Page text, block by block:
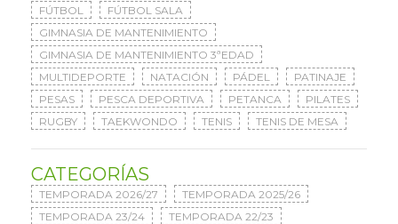
FÚTBOL
FÚTBOL SALA
GIMNASIA DE MANTENIMIENTO
GIMNASIA DE MANTENIMIENTO 3ªEDAD
MULTIDEPORTE
NATACIÓN PÁDEL
PATINAJE
PESAS
PESCA DEPORTIVA PETANCA
PILATES
RUGBY
TAEKWONDO TENIS TENIS DE MESA
CATEGORÍAS
TEMPORADA 2026/27
TEMPORADA 2025/26
TEMPORADA 23/24
TEMPORADA 22/23